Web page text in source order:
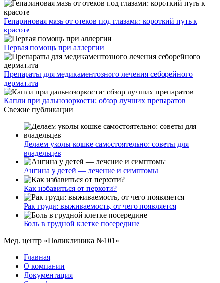
Гепариновая мазь от отеков под глазами: короткий путь к
красоте
Первая помощь при аллергии
Препараты для медикаментозного лечения себорейного
дерматита
Капли при дальнозоркости: обзор лучших препаратов
Свежие публикации
Делаем уколы кошке самостоятельно: советы для
владельцев
Ангина у детей — лечение и симптомы
Как избавиться от перхоти?
Рак груди: выживаемость, от чего появляется
Боль в грудной клетке посередине
Мед. центр «Поликлиника №101»
Главная
О компании
Документация